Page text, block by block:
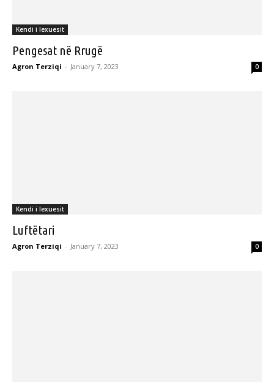
Kendi i lexuesit
Pengesat në Rrugë
Agron Terziqi - January 7, 2023 0
Kendi i lexuesit
Luftëtari
Agron Terziqi - January 7, 2023 0